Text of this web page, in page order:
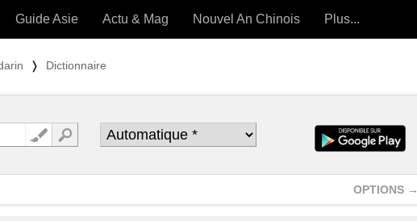
OUTILS) »
Guide Asie Actu & Mag Nouvel An Chinois Plus...
❭ Dictionnaire
OPTIONS →